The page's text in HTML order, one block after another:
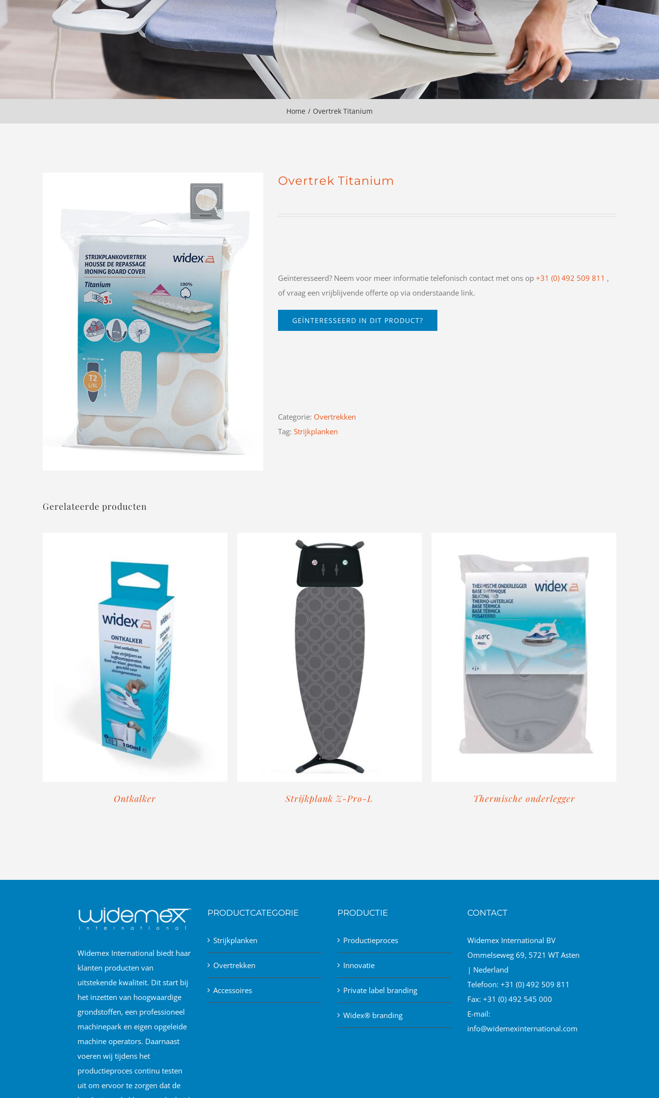
Home Overtrek Titanium
Overtrek Titanium
Geïnteresseerd? Neem voor meer informatie telefonisch contact met ons op +31 (0) 492 509 811 ,
of vraag een vrijblijvende offerte op via onderstaande link.
GEÏNTERESSEERD IN DIT PRODUCT?
Categorie: Overtrekken
Tag: Strijkplanken
Gerelateerde producten
Ontkalker Strijkplank Z-Pro-L Thermische onderlegger
Widemex International biedt haar
klanten producten van
uitstekende kwaliteit. Dit start bij
het inzetten van hoogwaardige
grondstoffen, een professioneel
machinepark en eigen opgeleide
machine operators. Daarnaast
voeren wij tijdens het
productieproces continu testen
uit om ervoor te zorgen dat de
PRODUCTCATEGORIE
Strijkplanken
Overtrekken
Accessoires
PRODUCTIE
Productieproces
Innovatie
Private label branding
Widex® branding
CONTACT
Widemex International BV
Ommelseweg 69, 5721 WT Asten
| Nederland
Telefoon: +31 (0) 492 509 811
Fax: +31 (0) 492 545 000
E-mail:
info@widemexinternational.com